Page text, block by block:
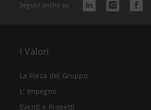
Seguici anche su
I Valori
La Forza del Gruppo
L' Impegno
Eventi e Progetti